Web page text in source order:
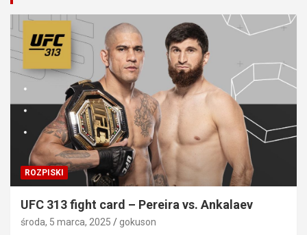
ROZPISKI
UFC 313 fight card – Pereira vs. Ankalaev
środa, 5 marca, 2025 gokuson